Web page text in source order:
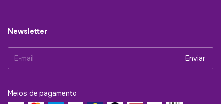
Newsletter
Meios de pagamento